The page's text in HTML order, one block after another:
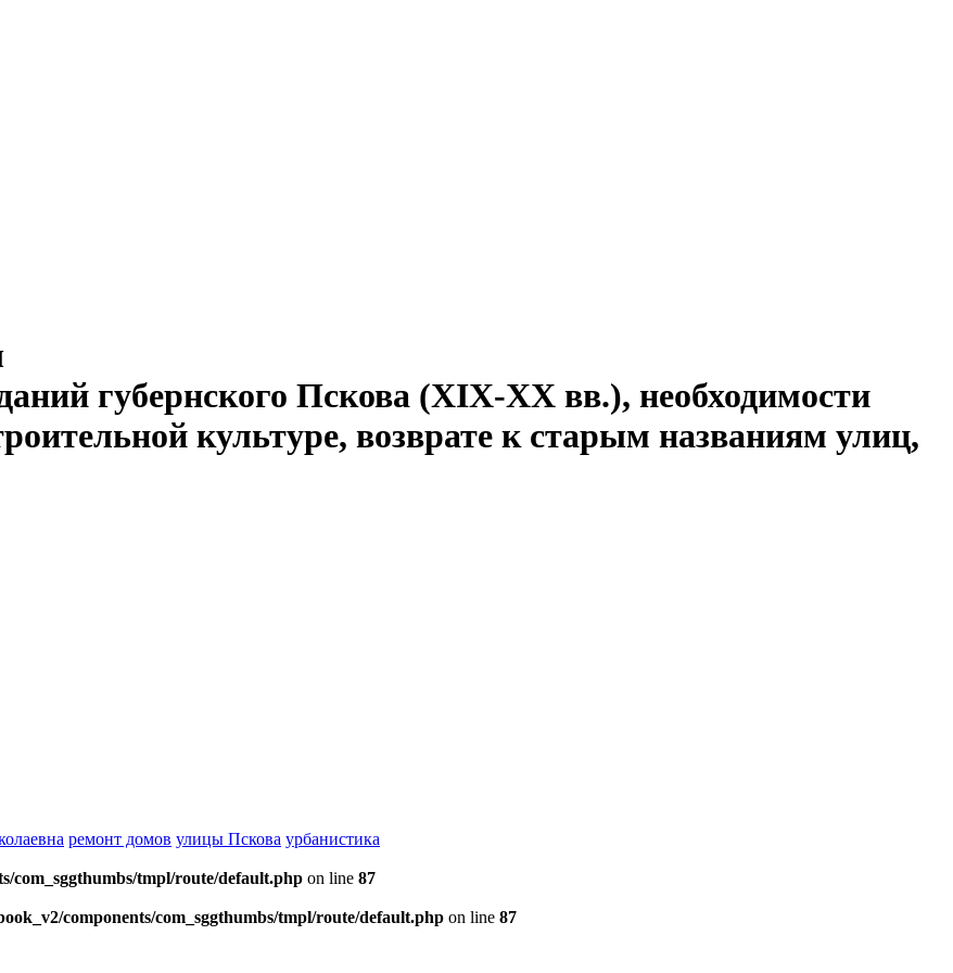
губернского Пскова (XIX-XX вв.), необходимости
культуре, возврате к старым названиям улиц,
ремонт домов улицы Пскова урбанистика
com_sggthumbs/tmpl/route/default.php on line 87
components/com_sggthumbs/tmpl/route/default.php on line 87